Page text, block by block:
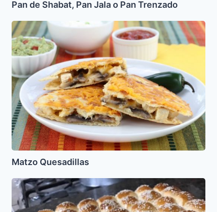
Pan de Shabat, Pan Jala o Pan Trenzado
Matzo
Quesadillas
Matzo Quesadillas
Pancitos
tipo
“chips”